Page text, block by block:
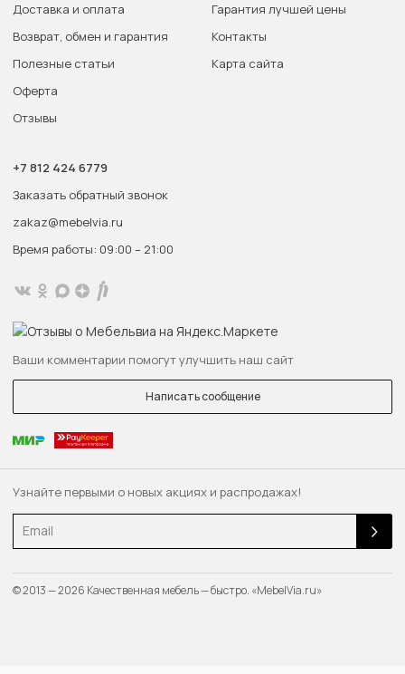
Узнайте первыми о новых акциях и распродажах!
Email
Доставка и оплата
Возврат, обмен и гарантия
Полезные статьи
Оферта
Отзывы
Гарантия лучшей цены
Контакты
Карта сайта
+7 812 424 6779
Заказать обратный звонок
zakaz@mebelvia.ru
Время работы: 09:00 – 21:00
Ваши комментарии помогут улучшить наш сайт
Написать сообщение
© 2013 — 2026 Качественная мебель — быстро. «MebelVia.ru»